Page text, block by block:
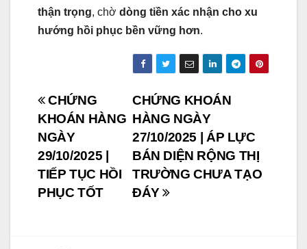
thận trọng, chờ dòng tiền xác nhận cho xu
hướng hồi phục bền vững hơn.
Post
navigation
CHỨNG KHOÁN
HÀNG NGÀY
27/10/2025 | ÁP LỰC
BÁN DIỆN RỘNG THỊ
TRƯỜNG CHƯA TẠO
ĐÁY
CHỨNG
KHOÁN HÀNG
NGÀY
29/10/2025 |
TIẾP TỤC HỒI
PHỤC TỐT